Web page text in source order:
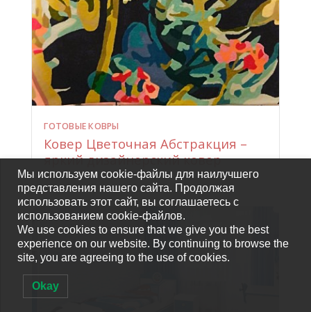
ГОТОВЫЕ КОВРЫ
Ковер Цветочная Абстракция –
яркий дизайнерский ковер
Мы используем cookie-файлы для наилучшего
представления нашего сайта. Продолжая
использовать этот сайт, вы соглашаетесь с
использованием cookie-файлов.
We use cookies to ensure that we give you the best
experience on our website. By continuing to browse the
site, you are agreeing to the use of cookies.
Okay